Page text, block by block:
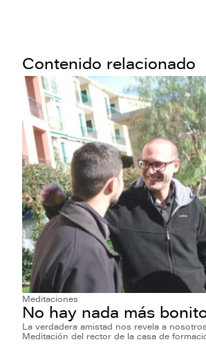
Contenido relacionado
Meditaciones
No hay nada más
La verdadera amistad nos revela a
Meditación del rector de la casa de